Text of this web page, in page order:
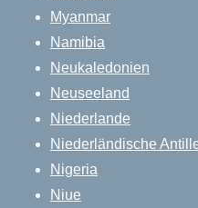
Myanmar
Namibia
Neukaledonien
Neuseeland
Niederlande
Niederländische
Nigeria
Niue